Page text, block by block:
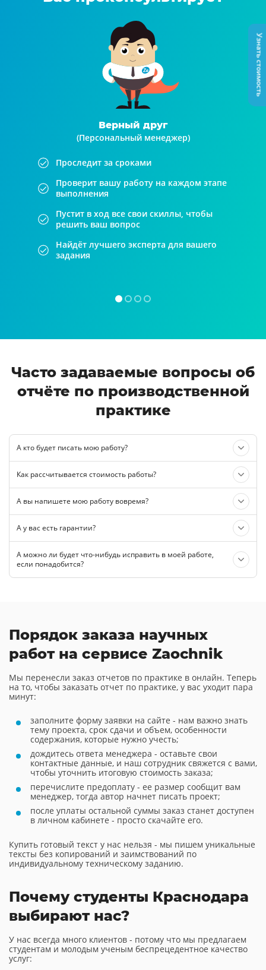
Верный друг
(Персональный менеджер)
Проследит за сроками
Проверит вашу работу на каждом этапе
выполнения
Пустит в ход все свои скиллы, чтобы
решить ваш вопрос
Найдёт лучшего эксперта для вашего
задания
Часто задаваемые вопросы об
отчёте по производственной
практике
А кто будет писать мою работу?
Как рассчитывается стоимость работы?
А вы напишете мою работу вовремя?
А у вас есть гарантии?
А можно ли будет что-нибудь исправить в моей работе,
если понадобится?
Порядок заказа научных
работ на сервисе Zaochnik
Мы перенесли заказ отчетов по практике в онлайн. Теперь
на то, чтобы заказать отчет по практике, у вас уходит пара
минут:
заполните форму заявки на сайте - нам важно знать
тему проекта, срок сдачи и объем, особенности
содержания, которые нужно учесть;
дождитесь ответа менеджера - оставьте свои
контактные данные, и наш сотрудник свяжется с вами,
чтобы уточнить итоговую стоимость заказа;
перечислите предоплату - ее размер сообщит вам
менеджер, тогда автор начнет писать проект;
после уплаты остальной суммы заказ станет доступен
в личном кабинете - просто скачайте его.
Купить готовый текст у нас нельзя - мы пишем уникальные
тексты без копирований и заимствований по
индивидуальному техническому заданию.
Почему студенты Краснодара
выбирают нас?
У нас всегда много клиентов - потому что мы предлагаем
студентам и молодым ученым беспрецедентное качество
услуг:
Узнать стоимость